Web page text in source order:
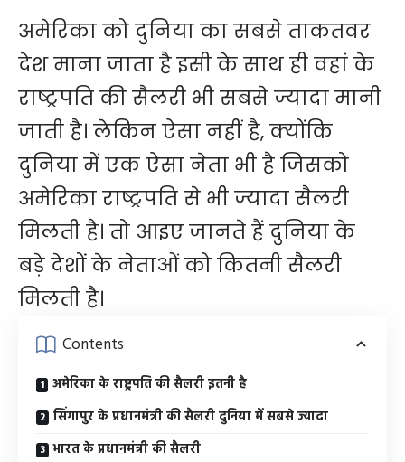
अमेरिका को दुनिया का सबसे ताकतवर
देश माना जाता है इसी के साथ ही वहां के
राष्ट्रपति की सैलरी भी सबसे ज्यादा मानी
जाती है। लेकिन ऐसा नहीं है, क्योंकि
दुनिया में एक ऐसा नेता भी है जिसको
अमेरिका राष्ट्रपति से भी ज्यादा सैलरी
मिलती है। तो आइए जानते हैं दुनिया के
बड़े देशों के नेताओं को कितनी सैलरी
मिलती है।
Contents
अमेरिका के राष्ट्रपति की सैलरी इतनी है
सिंगापुर के प्रधानमंत्री की सैलरी दुनिया में सबसे ज्यादा
भारत के प्रधानमंत्री की सैलरी